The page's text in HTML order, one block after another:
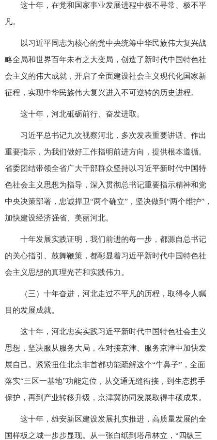
这十年，在党和国家事业发展进程中极不寻常、极不平
凡。
以习近平同志为核心的党中央统筹中华民族伟大复兴战
略全局和世界百年未有之大变局，创造了新时代中国特色社
会主义的伟大成就，开启了全面建设社会主义现代化国家新
征程，实现中华民族伟大复兴进入不可逆转的历史进程。
这十年，河北砥砺前行、奋发进取。
习近平总书记九次视察河北，多次发表重要讲话、作出
重要指示，为我们做好工作指明前进方向，提供根本遵循。
省委团结带领全省广大干部群众坚持以习近平新时代中国特
色社会主义思想为指导，深入贯彻总书记重要指示精神和党
中央决策部署，忠诚捍卫“两个确立”，坚决做到“两个维护”，
加快建设经济强省、美丽河北。
十年发展实践证明，我们前进的每一步，都源自总书记
的关心指引、鼓舞鞭策，都彰显着习近平新时代中国特色社
会主义思想的真理光芒和实践伟力。
（三）十年奋进，河北走过不平凡的历程，取得令人瞩
目的发展成就。
这十年，河北忠实实践习近平新时代中国特色社会主义
思想，坚决服从服务大局，在对接京津、服务京津中加快发
展自己。紧紧扭住北京非首都功能疏解这个“牛鼻子”，全面
落实“三区一基地”功能定位，从交通无缝衔接，到生态携手
保护，再到产业转移升级，京津冀协同发展取得丰硕成果。
这十年，雄安新区建设发展扎实推进，高质量发展的全
国样板之城一步步显现。从一张白纸到塔吊林立，“四纵三